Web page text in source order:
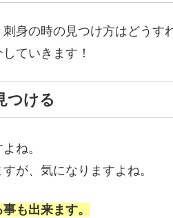
身の時の見つけ方はどうす
ていきます！
つける
ね。
が、気になりますよね。
も出来ます。